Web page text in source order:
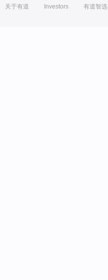
关于有道 Investors 有道智选